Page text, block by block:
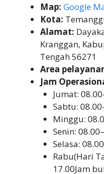
Map: Google
Kota:
Alamat:
Kranggan,
Tengah 56271
Area
Jam
Jumat:
Sabtu:
Minggu:
Senin:
Selasa:
Rabu(Hari
17.00Jam